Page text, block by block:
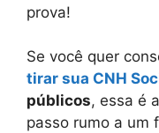
prova!
Se você quer
tirar sua CNH
públicos, essa é
passo rumo a um